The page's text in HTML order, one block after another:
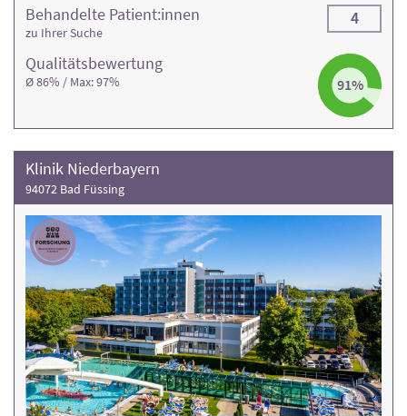
Qualitäts­bewertung
Ø 86% / Max: 97% 91%
Behandelte Patient:innen
zu Ihrer Suche
4
Klinik Niederbayern
94072 Bad Füssing